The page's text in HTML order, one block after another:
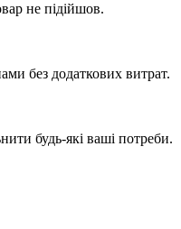
Легкий процес повернення, якщо товар не підійшов.
без додаткових витрат.
будь-які ваші потреби.